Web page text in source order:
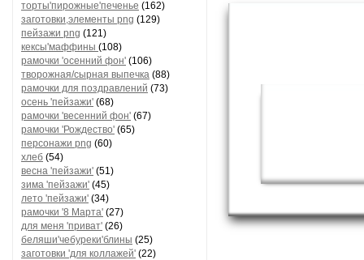
торты'пирожные'печенье (162)
заготовки,элементы png (129)
пейзажи png (121)
кексы'маффины (108)
рамочки 'осенний фон' (106)
творожная/сырная выпечка (88)
рамочки для поздравлений (73)
осень 'пейзажи' (68)
рамочки 'весенний фон' (67)
рамочки 'Рождество' (65)
персонажи png (60)
хлеб (54)
весна 'пейзажи' (51)
зима 'пейзажи' (45)
лето 'пейзажи' (34)
рамочки '8 Марта' (27)
для меня 'приват' (26)
беляши'чебуреки'блины (25)
заготовки 'для коллажей' (22)